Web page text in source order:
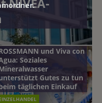
und Viva con
Soziales
Gutes zu tun
täglichen Einkauf